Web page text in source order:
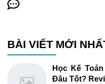
BÀI VIẾT MỚI
Học Kế
Đâu Tốt?